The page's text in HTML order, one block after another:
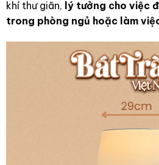
khí thư giãn, lý tưởng cho việc
trong phòng ngủ hoặc làm